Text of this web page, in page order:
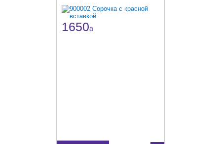
1650a